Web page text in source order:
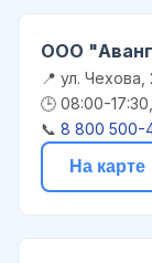
ООО
📍 ул. Чехова,
🕒 08:00-
📞 8 800 500-
На карте